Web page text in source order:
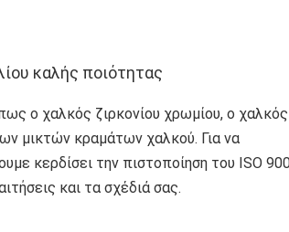
καλής ποιότητας
ο χαλκός ζιρκονίου χρωμίου, ο χαλκός
μικτών κραμάτων χαλκού. Για να
κερδίσει την πιστοποίηση του ISO
και τα σχέδιά σας.